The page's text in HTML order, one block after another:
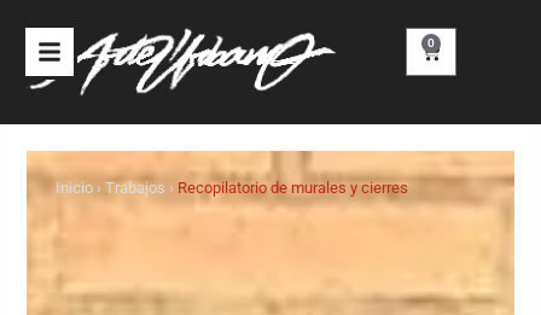
contenido
0
Carrito
Inicio ›Trabajos › Recopilatorio de murales y cierres